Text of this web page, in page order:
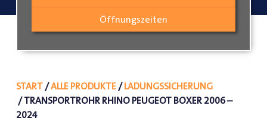
Öffnungszeiten
START/ALLE PRODUKTE/LADUNGSSICHERUNG
/ TRANSPORTROHR RHINO PEUGEOT BOXER 2006 –
2024